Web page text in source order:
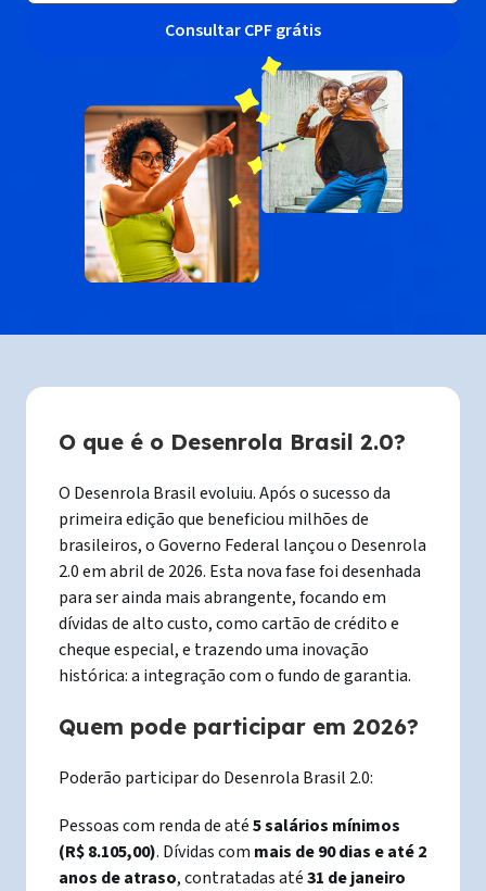
Consultar CPF grátis
O que é o Desenrola Brasil 2.0?
O Desenrola Brasil evoluiu. Após o sucesso da
primeira edição que beneficiou milhões de
brasileiros, o Governo Federal lançou o Desenrola
2.0 em abril de 2026. Esta nova fase foi desenhada
para ser ainda mais abrangente, focando em
dívidas de alto custo, como cartão de crédito e
cheque especial, e trazendo uma inovação
histórica: a integração com o fundo de garantia.
Quem pode participar em 2026?
Poderão participar do Desenrola Brasil 2.0:
Pessoas com renda de até5 salários mínimos
(R$ 8.105,00). Dívidas com mais de 90 dias e até 2
anos de atraso, contratadas até31 de janeiro